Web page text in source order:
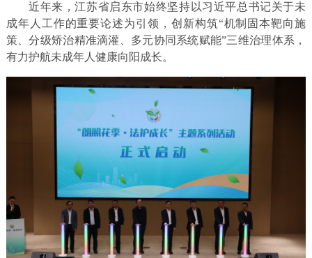
近年来，江苏省启东市始终坚持以习近平总书记关于未
成年人工作的重要论述为引领，创新构筑“机制固本靶向施
策、分级矫治精准滴灌、多元协同系统赋能”三维治理体系，
有力护航未成年人健康向阳成长。